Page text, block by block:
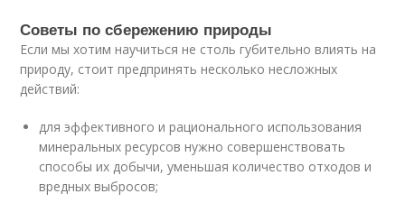
Советы по сбережению природы
Если мы хотим научиться не столь губительно влиять на
природу, стоит предпринять несколько несложных
действий:
для эффективного и рационального использования
минеральных ресурсов нужно совершенствовать
способы их добычи, уменьшая количество отходов и
вредных выбросов;